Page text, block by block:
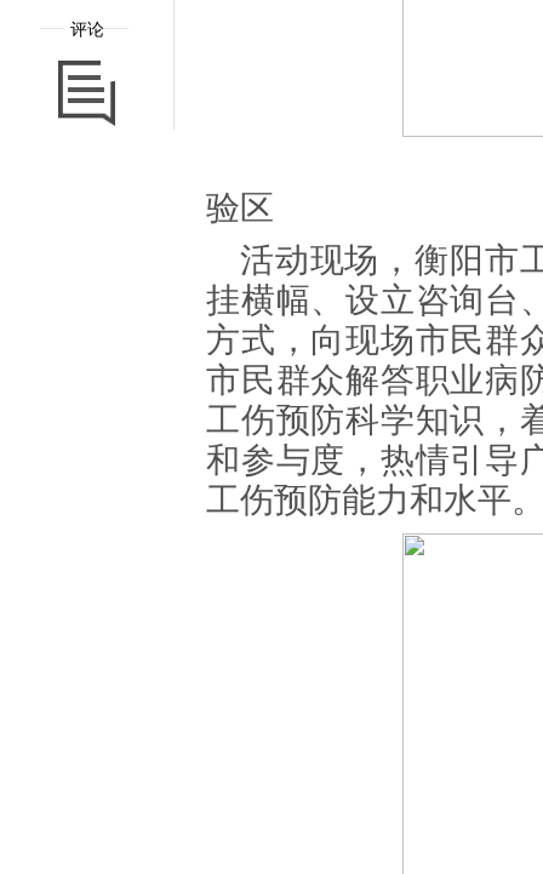
评论
验区
活动现场，衡阳市
挂横幅、设立咨询台
方式，向现场市民群
市民群众解答职业病
工伤预防科学知识，
和参与度，热情引导
工伤预防能力和水平